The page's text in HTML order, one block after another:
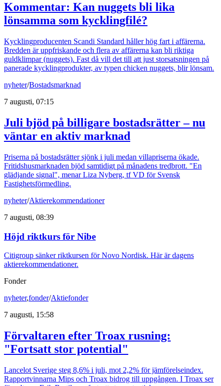
Kommentar: Kan nuggets bli lika
lönsamma som kycklingfilé?
Kycklingproducenten Scandi Standard håller hög fart i affärerna.
Bredden är uppfriskande och flera av affärerna kan bli riktiga
guldklimpar (nuggets). Fast då vill det till att just storsatsningen på
panerade kycklingprodukter, av typen chicken nuggets, blir lönsam.
nyheter/Bostadsmarknad
7 augusti, 07:15
Juli bjöd på billigare bostadsrätter – nu
väntar en aktiv marknad
Priserna på bostadsrätter sjönk i juli medan villapriserna ökade.
Fritidshusmarknaden bjöd samtidigt på månadens tredbrott. "En
glädjande signal", menar Liza Nyberg, tf VD för Svensk
Fastighetsförmedling.
nyheter/Aktierekommendationer
7 augusti, 08:39
Höjd riktkurs för Nibe
Citigroup sänker riktkursen för Novo Nordisk. Här är dagens
aktierekommendationer.
Fonder
nyheter,fonder/Aktiefonder
7 augusti, 15:58
Förvaltaren efter Troax rusning:
"Fortsatt stor potential"
Lancelot Sverige steg 8,6% i juli, mot 2,2% för jämförelseindex.
Rapportvinnarna Mips och Troax bidrog till uppgången. I Troax ser